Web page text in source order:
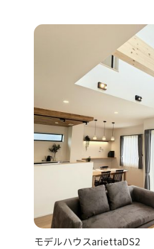
モデルハウスariettaDS2